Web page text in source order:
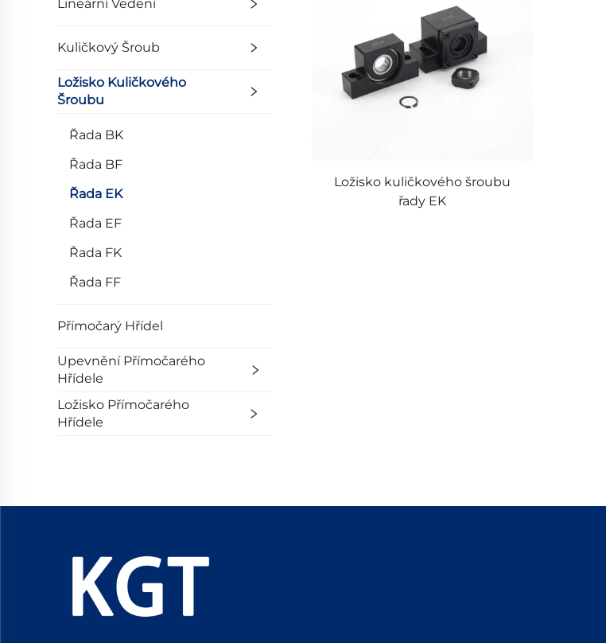
Lineární Vedení
Kuličkový Šroub
Ložisko Kuličkového
Šroubu
Řada BK
Řada BF
Řada EK
Řada EF
Řada FK
Řada FF
Přímočarý Hřídel
Upevnění Přímočarého
Hřídele
Ložisko Přímočarého
Hřídele
Ložisko kuličkového šroubu
řady EK